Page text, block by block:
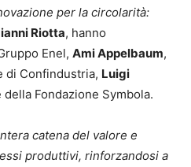
per la circolarità:
Riotta, hanno
Enel, Ami Appelbaum,
di Confindustria, Luigi
Fondazione Symbola.
catena del valore e
produttivi, rinforzandosi a